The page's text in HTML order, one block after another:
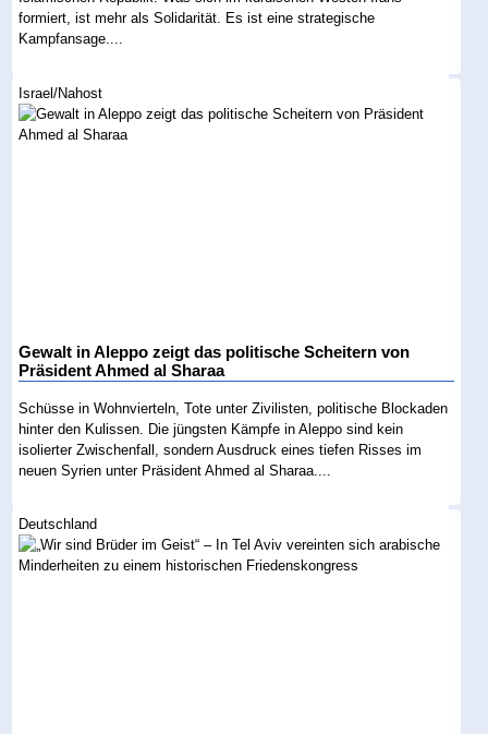
formiert, ist mehr als Solidarität. Es ist eine strategische
Kampfansage....
Israel/Nahost
Gewalt in Aleppo zeigt das politische Scheitern von
Präsident Ahmed al Sharaa
Schüsse in Wohnvierteln, Tote unter Zivilisten, politische Blockaden
hinter den Kulissen. Die jüngsten Kämpfe in Aleppo sind kein
isolierter Zwischenfall, sondern Ausdruck eines tiefen Risses im
neuen Syrien unter Präsident Ahmed al Sharaa....
Deutschland